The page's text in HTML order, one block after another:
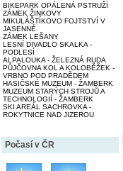
BIKEPARK OPÁLENÁ PSTRUŽÍ
ZÁMEK ŽINKOVY
MIKULÁŠTÍKOVO FOJTSTVÍ V
JASENNÉ
ZÁMEK LEŠANY
LESNÍ DIVADLO SKALKA -
PODLESÍ
ALPALOUKA - ŽELEZNÁ RUDA
PŮJČOVNA KOL A KOLOBĚŽEK -
VRBNO POD PRADĚDEM
HASIČSKÉ MUZEUM - ŽAMBERK
MUZEUM STARÝCH STROJŮ A
TECHNOLOGIÍ - ŽAMBERK
SKI AREÁL SACHROVKA -
ROKYTNICE NAD JIZEROU
Počasí v ČR